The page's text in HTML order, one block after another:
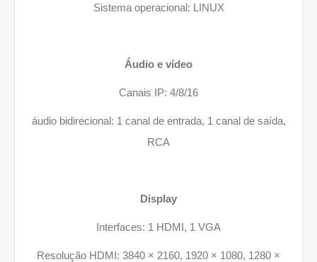
Sistema operacional: LINUX
Áudio e vídeo
Canais IP: 4/8/16
áudio bidirecional: 1 canal de entrada, 1 canal de saída,
RCA
Display
Interfaces: 1 HDMI, 1 VGA
Resolução HDMI: 3840 × 2160, 1920 × 1080, 1280 ×